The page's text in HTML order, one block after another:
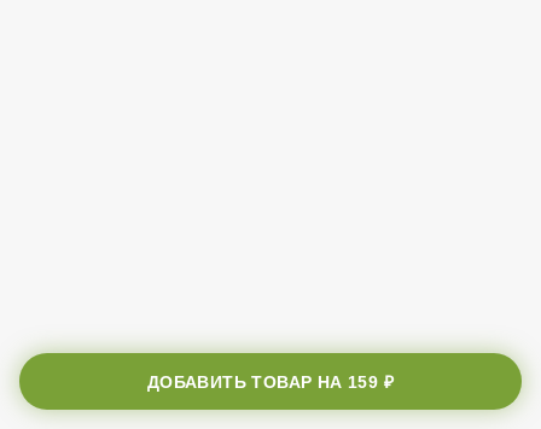
ДОБАВИТЬ ТОВАР НА 159 ₽